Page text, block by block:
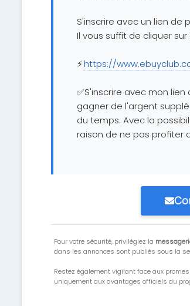
S'inscrire avec un lien de
Il vous suffit de cliquer
⚡https://
✅S'inscrire avec mon
gagner de l'argent
du temps. Avec la
raison de ne pas profiter
Pour votre sécurité, privilégiez la
dans les annonces sont publiés sous la
Restez également vigilant face aux
uniquement aux avantages officiels du